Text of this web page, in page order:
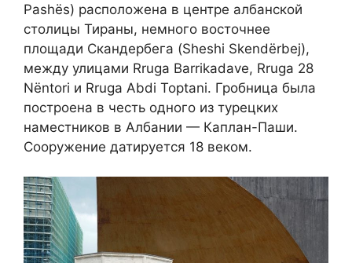
Pashës) расположена в центре албанской
столицы Тираны, немного восточнее
площади Скандербега (Sheshi Skendërbej),
между улицами Rruga Barrikadave, Rruga 28
Nëntori и Rruga Abdi Toptani. Гробница была
построена в честь одного из турецких
наместников в Албании — Каплан-Паши.
Сооружение датируется 18 веком.